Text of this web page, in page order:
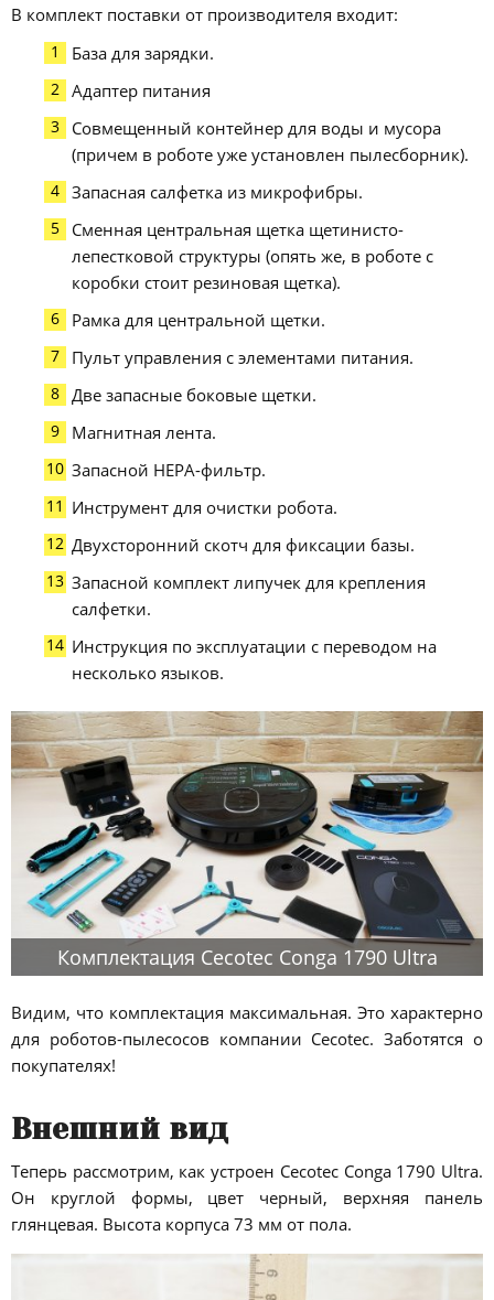
В комплект поставки от производителя входит:
База для зарядки.
Адаптер питания
Совмещенный контейнер для воды и мусора
(причем в роботе уже установлен пылесборник).
Запасная салфетка из микрофибры.
Сменная центральная щетка щетинисто-
лепестковой структуры (опять же, в роботе с
коробки стоит резиновая щетка).
Рамка для центральной щетки.
Пульт управления с элементами питания.
Две запасные боковые щетки.
Магнитная лента.
Запасной HEPA-фильтр.
Инструмент для очистки робота.
Двухсторонний скотч для фиксации базы.
Запасной комплект липучек для крепления
салфетки.
Инструкция по эксплуатации с переводом на
несколько языков.
Комплектация Cecotec Conga 1790 Ultra
Видим, что комплектация максимальная. Это характерно
для роботов-пылесосов компании Cecotec. Заботятся о
покупателях!
Внешний вид
Теперь рассмотрим, как устроен Cecotec Conga 1790 Ultra.
Он круглой формы, цвет черный, верхняя панель
глянцевая. Высота корпуса 73 мм от пола.